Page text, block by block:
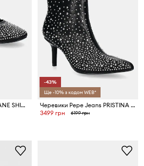
Балетки Pepe Jeans DIANE SHINY
-43%
Ще -10% з кодом WEB*
Черевики Pepe Jeans PRISTINA SHINY
3499 грн
6199 грн